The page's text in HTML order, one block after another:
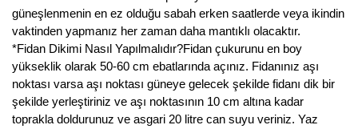
güneşlenmenin en ez olduğu sabah erken saatlerde veya ikindin
vaktinden yapmanız her zaman daha mantıklı olacaktır.
*Fidan Dikimi Nasıl Yapılmalıdır?Fidan çukurunu en boy
yükseklik olarak 50-60 cm ebatlarında açınız. Fidanınız aşı
noktası varsa aşı noktası güneye gelecek şekilde fidanı dik bir
şekilde yerleştiriniz ve aşı noktasının 10 cm altına kadar
toprakla doldurunuz ve asgari 20 litre can suyu veriniz. Yaz